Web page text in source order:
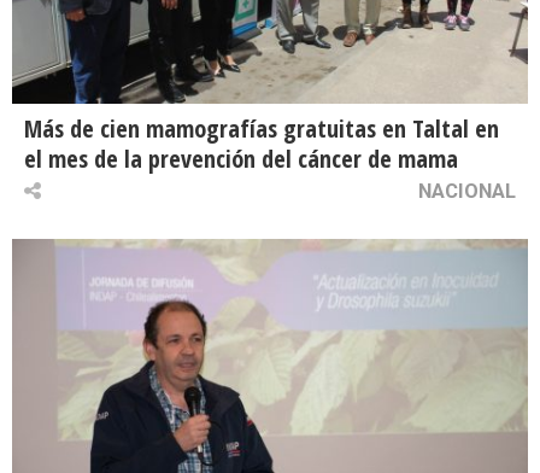
Más de cien mamografías gratuitas en Taltal en
el mes de la prevención del cáncer de mama
NACIONAL